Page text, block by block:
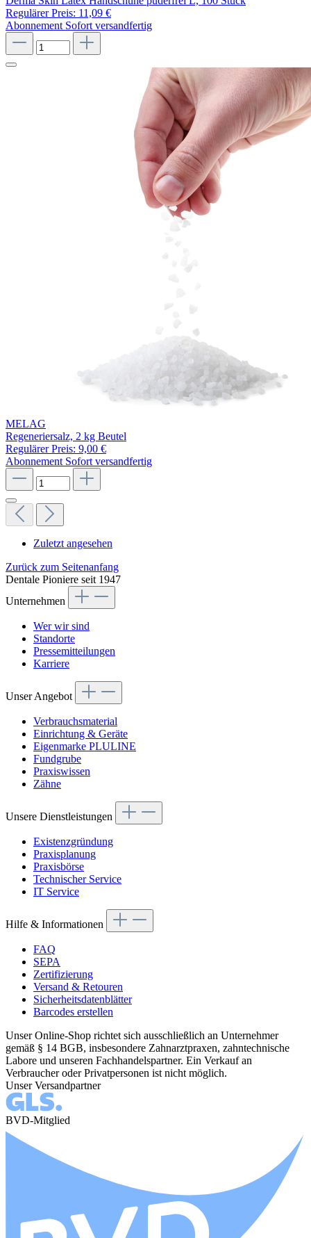
Regulärer Preis: 11,09 €
Abonnement Sofort versandfertig
MELAG
Regeneriersalz, 2 kg Beutel
Regulärer Preis: 9,00 €
Abonnement Sofort versandfertig
Zuletzt angesehen
Zurück zum Seitenanfang
Dentale Pioniere seit 1947
Unternehmen
Wer wir sind
Standorte
Pressemitteilungen
Karriere
Unser Angebot
Verbrauchsmaterial
Einrichtung & Geräte
Eigenmarke PLULINE
Fundgrube
Praxiswissen
Zähne
Unsere Dienstleistungen
Existenzgründung
Praxisplanung
Praxisbörse
Technischer Service
IT Service
Hilfe & Informationen
FAQ
SEPA
Zertifizierung
Versand & Retouren
Sicherheitsdatenblätter
Barcodes erstellen
Unser Online-Shop richtet sich ausschließlich an Unternehmer
gemäß § 14 BGB, insbesondere Zahnarztpraxen, zahntechnische
Labore und unseren Fachhandelspartner. Ein Verkauf an
Verbraucher oder Privatpersonen ist nicht möglich.
Unser Versandpartner
BVD-Mitglied